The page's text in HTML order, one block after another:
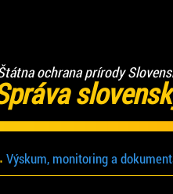
ochrana prírody
Výskum, monitoring a